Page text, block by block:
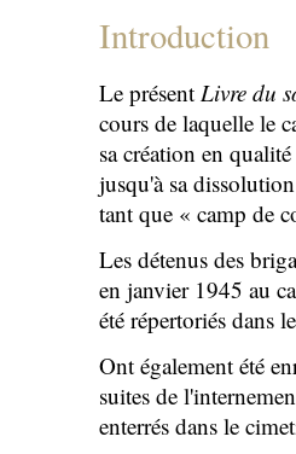
Introduction
Le présentLivre du
cours de laquelle le
sa création en
jusqu'à sa
tant que « camp de
Les détenus des
en janvier 1945 au
été répertoriés dans
Ont également été
suites de
enterrés dans le